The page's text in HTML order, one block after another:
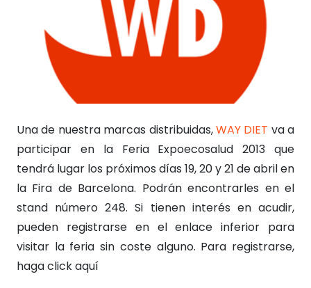
Una de nuestra marcas distribuidas,WAY DIET va a
participar en la Feria Expoecosalud 2013 que
tendrá lugar los próximos días 19, 20 y 21 de abril en
la Fira de Barcelona. Podrán encontrarles en el
stand número 248. Si tienen interés en acudir,
pueden registrarse en el enlace inferior para
visitar la feria sin coste alguno. Para registrarse,
haga click aquí